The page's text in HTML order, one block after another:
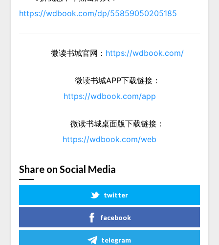
https://wdbook.com/dp/55859050205185
微读书城官网： https://wdbook.com/
微读书城APP下载链接：
https://wdbook.com/app
微读书城桌面版下载链接：
https://wdbook.com/web
Share on Social Media
twitter
facebook
telegram